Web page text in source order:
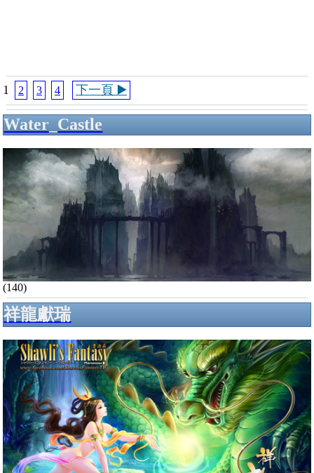
1 2 3 4 下一頁 ▶️
Water_Castle
(140)
祥龍獻瑞